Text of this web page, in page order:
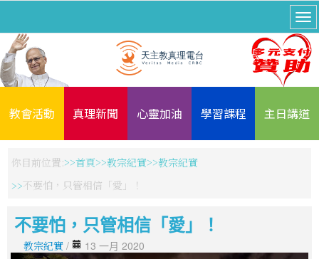
教會活動 真理新聞 心靈加油 學習課程 主日講道
你目前位置: 首頁 教宗紀實
教宗紀實
不要怕，只管相信「愛」！
不要怕，只管相信「愛」！
教宗紀實 / 13 一月 2020